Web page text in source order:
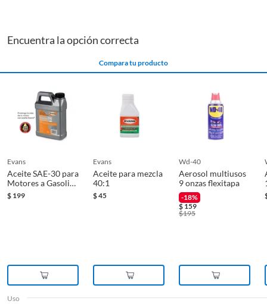
Encuentra la opción correcta
Compara tu producto
evans
Aceite SAE-30 para
Motores a Gasolina
de 4 Tiempos
$ 199
evans
Aceite para mezcla
40:1
$45
wd-40
Aerosol multiusos
9 onzas flexitapa
-18%
$159
$195
Uso